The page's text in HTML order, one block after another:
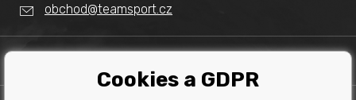
Obchodní podmínky
obchod@teamsport.cz
Cookies a GDPR